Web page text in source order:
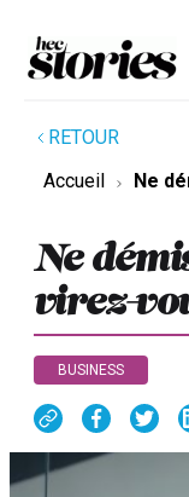
RETOUR
Accueil
Ne
Ne
virez-
BUSINESS